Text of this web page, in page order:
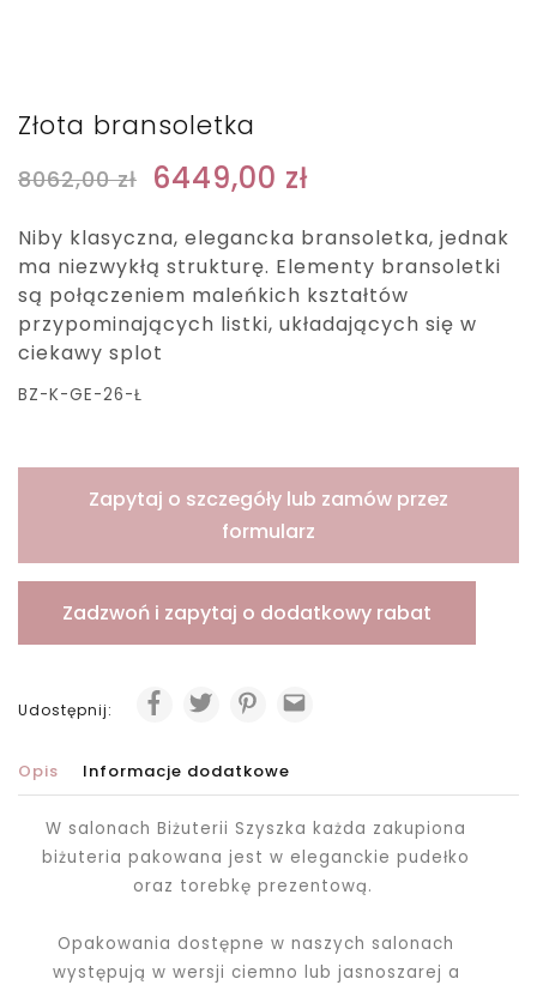
Złota bransoletka
8062,00zł 6449,00 zł
Niby klasyczna, elegancka bransoletka, jednak
ma niezwykłą strukturę. Elementy bransoletki
są połączeniem maleńkich kształtów
przypominających listki, układających się w
ciekawy splot
BZ-K-GE-26-Ł
Zapytaj o szczegóły lub zamów przez
formularz
Zadzwoń i zapytaj o dodatkowy rabat
Udostępnij:
Opis Informacje dodatkowe
W salonach Biżuterii Szyszka każda zakupiona
biżuteria pakowana jestw eleganckie pudełko
oraz torebkę prezentową.
Opakowania dostępne w naszych salonach
występują w wersji ciemno lub jasnoszarej a